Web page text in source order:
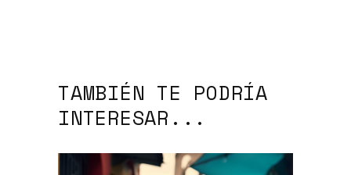
TAMBIÉN TE PODRÍA
INTERESAR...